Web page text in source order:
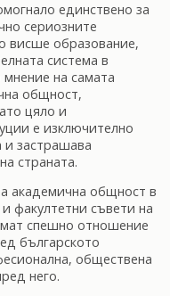
единствено за
сериозните
висше образование,
система в
на самата
общност,
цяло и
е изключително
и застрашава
страната.
академична общност в
факултетни съвети на
спешно отношение
българското
обществена
него.